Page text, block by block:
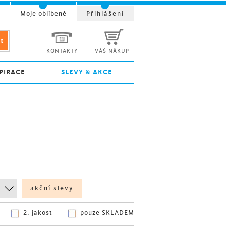
akční slevy
pouze SKLADEM
2. jakost
KONTAKTY VÁŠ NÁKUP
SLEVY & AKCE
Moje oblíbené Přihlášení